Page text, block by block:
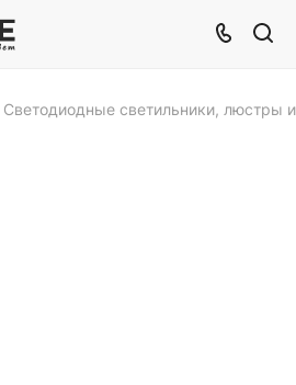
Светодиодные светильники, люстры